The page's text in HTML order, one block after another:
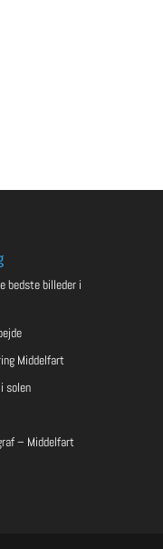
bedste billeder i
Middelfart
solen
– Middelfart